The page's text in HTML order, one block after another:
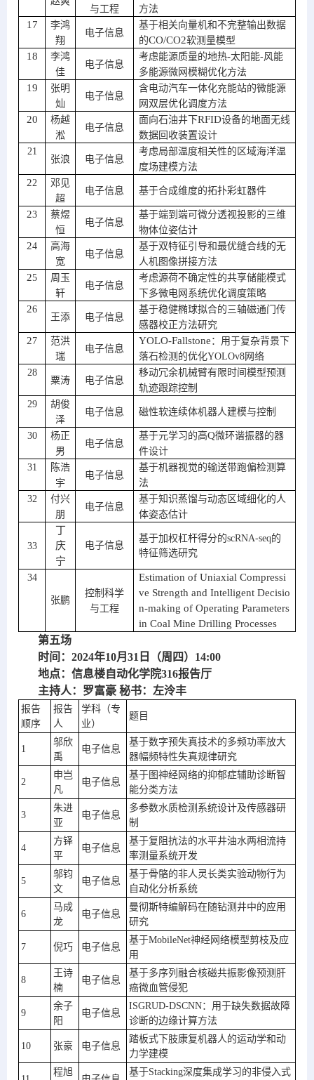
与工程
方法
17
李鸿
翔
电子信息
基于相关向量机和不完整输出数据
的CO/CO2软测量模型
18
李鸿
佳
电子信息
考虑能源质量的地热-太阳能-风能
多能源微网模糊优化方法
19
张明
灿
电子信息
含电动汽车一体化充能站的微能源
网双层优化调度方法
20
杨越
淞
电子信息
面向石油井下RFID设备的地面无线
数据回收装置设计
21
张浪 电子信息
考虑局部温度相关性的区域海洋温
度场建模方法
22
邓见
超
电子信息 基于合成维度的拓扑彩虹器件
23
蔡煜
恒
电子信息
基于端到端可微分透视投影的三维
物体位姿估计
24
高海
宽
电子信息
基于双特征引导和最优缝合线的无
人机图像拼接方法
25
周玉
轩
电子信息
考虑源荷不确定性的共享储能模式
下多微电网系统优化调度策略
26
王添 电子信息
基于稳健椭球拟合的三轴磁通门传
感器校正方法研究
27
范洪
瑞
电子信息
YOLO-Fallstone ：用于复杂背景下
落石检测的优化YOLOv8网络
28
粟涛 电子信息
移动冗余机械臂有限时间模型预测
轨迹跟踪控制
29
胡俊
泽
电子信息 磁性软连续体机器人建模与控制
30
杨正
男
电子信息
基于元学习的高Q微环谐振器的器
件设计
31
陈浩
宇
电子信息
基于机器视觉的输送带跑偏检测算
法
32
付兴
朋
电子信息
基于知识蒸馏与动态区域细化的人
体姿态估计
33
丁
庆
宁
电子信息
基于加权杠杆得分的scRNA-seq的
特征筛选研究
34
张鹏
控制科学
与工程
Estimation of Uniaxial Compressi
ve Strength and Intelligent Decisio
n-making of Operating Parameters
in Coal Mine Drilling Processes
第五场
时间：2024年10月31日（周四）14:00
地点：信息楼自动化学院316报告厅
主持人：罗富豪 秘书：左泠丰
报告
顺序
报告
人
学科（专
业）
题目
1
邬欣
禹
电子信息
基于数字预失真技术的多频功率放大
器幅频特性失真规律研究
2
申岂
凡
电子信息
基于图神经网络的抑郁症辅助诊断智
能分类方法
3
朱进
亚
电子信息
多参数水质检测系统设计及传感器研
制
4
方铎
平
电子信息
基于复阻抗法的水平井油水两相流持
率测量系统开发
5
邬钧
文
电子信息
基于骨骼的非人灵长类实验动物行为
自动化分析系统
6
马成
龙
电子信息
曼彻斯特编解码在随钻测井中的应用
研究
7 倪巧 电子信息
基于MobileNet神经网络模型剪枝及应
用
8
王诗
楠
电子信息
基于多序列融合核磁共振影像预测肝
癌微血管侵犯
9
余子
阳
电子信息
ISGRUD-DSCNN：用于缺失数据故障
诊断的边缘计算方法
10 张豪 电子信息
踏板式下肢康复机器人的运动学和动
力学建模
程旭 基于Stacking深度集成学习的非侵入式